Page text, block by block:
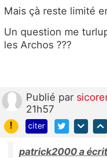
Mais çà reste limité
Un question me
les Archos ???
Publié par
21h57
!
citer
patrick2000 a écrit